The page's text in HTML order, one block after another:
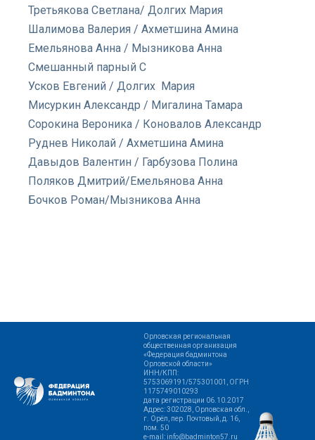
Третьякова Светлана/ Долгих Мария
Шалимова Валерия / Ахметшина Амина
Емельянова Анна / Мызникова Анна
Смешанный парный C
Усков Евгений / Долгих Мария
Мисуркин Александр / Мигалина Тамара
Сорокина Вероника / Коновалов Александр
Руднев Николай / Ахметшина Амина
Давыдов Валентин / Гарбузова Полина
Поляков Дмитрий/Емельянова Анна
Бочков Роман/Мызникова Анна
Орловская региональная
общественная организация
«Федерация бадминтона
Орловской области»
ИНН/КПП:
5753069191/575301001, ОГРН
1175749010293
дата регистрации 06.10.2017
Адрес: 302028, Орловская обл.,
г. Орёл, пер. Почтовый, д. 16,
пом. 50
e-mail: info@badminton57.ru